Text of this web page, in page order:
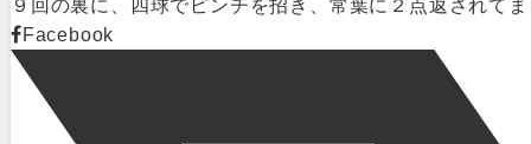
９回の裏に、四球でピンチを招き、常葉に２点返されて
Facebook